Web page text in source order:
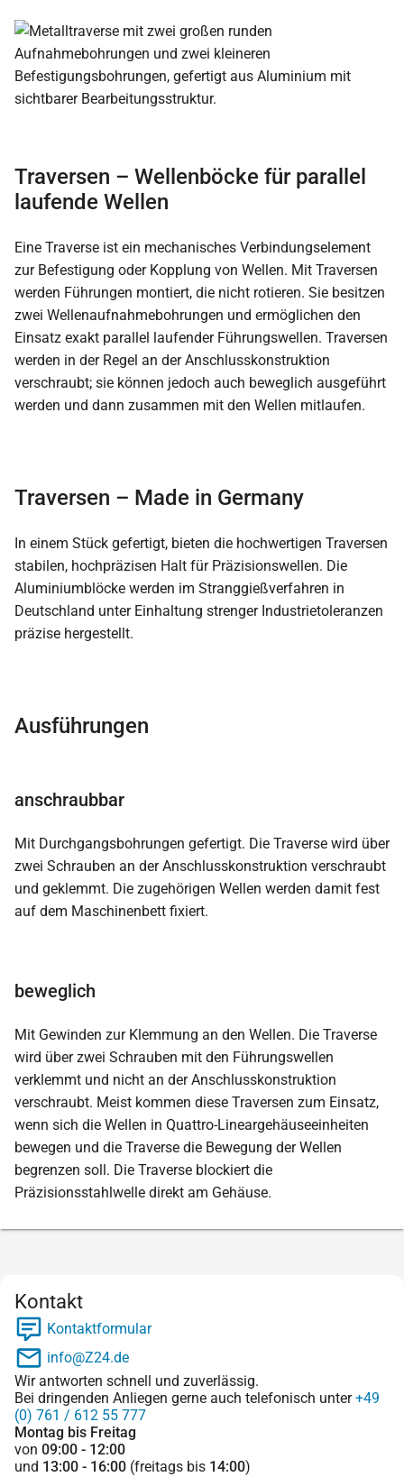
Traversen – Wellenböcke für parallel
laufende Wellen
Eine Traverse ist ein mechanisches Verbindungselement
zur Befestigung oder Kopplung von Wellen. Mit Traversen
werden Führungen montiert, die nicht rotieren. Sie besitzen
zwei Wellenaufnahmebohrungen und ermöglichen den
Einsatz exakt parallel laufender Führungswellen. Traversen
werden in der Regel an der Anschlusskonstruktion
verschraubt; sie können jedoch auch beweglich ausgeführt
werden und dann zusammen mit den Wellen mitlaufen.
Traversen – Made in Germany
In einem Stück gefertigt, bieten die hochwertigen Traversen
stabilen, hochpräzisen Halt für Präzisionswellen. Die
Aluminiumblöcke werden im Stranggießverfahren in
Deutschland unter Einhaltung strenger Industrietoleranzen
präzise hergestellt.
Ausführungen
anschraubbar
Mit Durchgangsbohrungen gefertigt. Die Traverse wird über
zwei Schrauben an der Anschlusskonstruktion verschraubt
und geklemmt. Die zugehörigen Wellen werden damit fest
auf dem Maschinenbett fixiert.
beweglich
Mit Gewinden zur Klemmung an den Wellen. Die Traverse
wird über zwei Schrauben mit den Führungswellen
verklemmt und nicht an der Anschlusskonstruktion
verschraubt. Meist kommen diese Traversen zum Einsatz,
wenn sich die Wellen in Quattro-Lineargehäuseeinheiten
bewegen und die Traverse die Bewegung der Wellen
begrenzen soll. Die Traverse blockiert die
Präzisionsstahlwelle direkt am Gehäuse.
Kontakt
Kontaktformular
info@Z24.de
Wir antworten schnell und zuverlässig.
Bei dringenden Anliegen gerne auch telefonisch unter+49
(0) 761 / 612 55 777
Montag bis Freitag
von 09:00 - 12:00
und 13:00 - 16:00 (freitags bis 14:00)